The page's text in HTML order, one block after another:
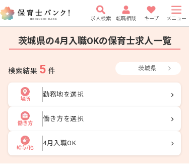
求人検索 転職相談 キープ メニュー
茨城県の4月入職OKの保育士求人一覧
検索結果 5 件 茨城県
場所
勤務地を選択
働き方
働き方を選択
給与/他
4月入職OK